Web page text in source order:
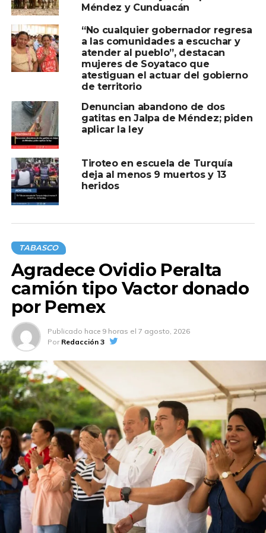
TEMAS RELACIONADOS: ESCUELA JALPA SOYATACO
Plaza de la Revolución y bibliotecas
NO TE PIERDAS
Conagua pronostica lluvias de hasta 75 mm
para Tabasco
Méndez y Cunduacán
“No cualquier gobernador regresa
a las comunidades a escuchar y
atender al pueblo”, destacan
mujeres de Soyataco que
atestiguan el actuar del gobierno
de territorio
Denuncian abandono de dos
gatitas en Jalpa de Méndez; piden
aplicar la ley
Tiroteo en escuela de Turquía
deja al menos 9 muertos y 13
heridos
TABASCO
Agradece Ovidio Peralta
camión tipo Vactor donado
por Pemex
Publicado hace 9 horas el 7 agosto, 2026
Por Redacción 3